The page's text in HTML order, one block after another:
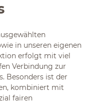
in unseren eigenen
erfolgt mit viel
Verbindung zur
Besonders ist der
kombiniert mit
fairen